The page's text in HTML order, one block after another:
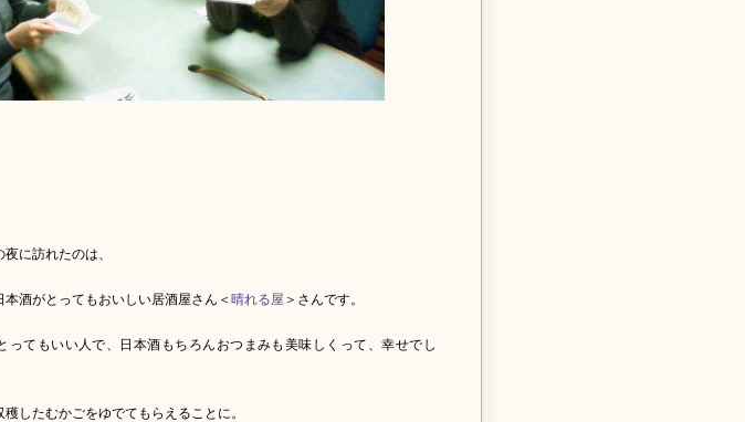
に訪れたのは、
酒がとってもおいしい居酒屋さん＜晴れる屋 ＞さんです。
ってもいい人で、日本酒もちろんおつまみも美味しくって、幸せでし
したむかごをゆでてもらえることに。